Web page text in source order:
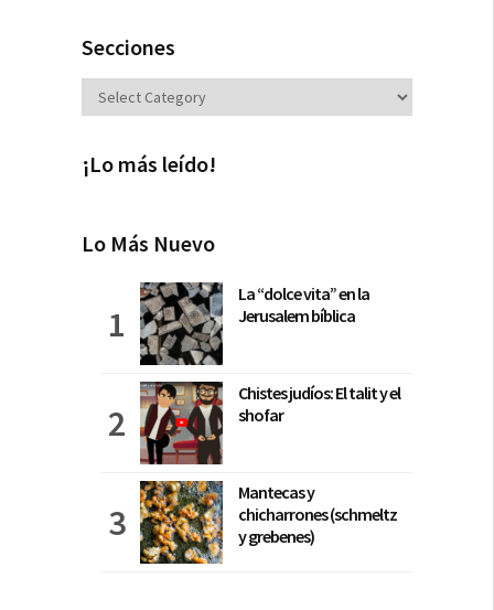
Secciones
Secciones
¡Lo más leído!
Lo Más Nuevo
La “dolce vita” en la
Jerusalem bíblica
Chistes judíos: El talit y el
shofar
Mantecas y
chicharrones (schmeltz
y grebenes)